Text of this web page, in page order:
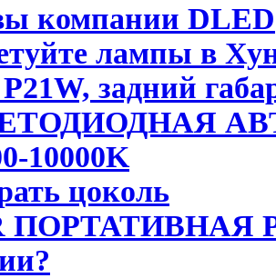
компании DLED
лампы в
задний
10000K
цоколь
ПОРТАТИВНАЯ